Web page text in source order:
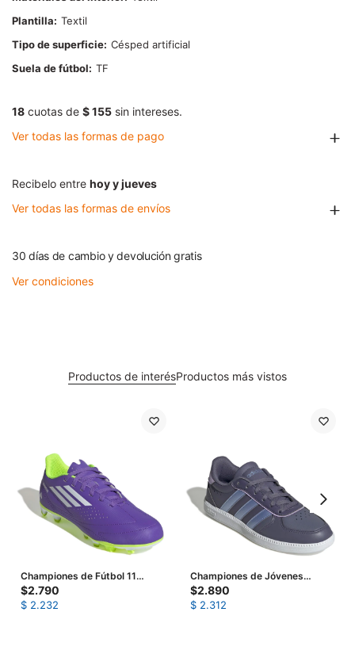
Plantilla
Textil
Tipo de superficie Césped artificial
Suela de fútbol
TF
18 cuotas de $ 155 sin intereses.
Ver todas las formas de pago
Recibelo entre hoy y jueves
Ver todas las formas de envíos
30 días de cambio y devolución gratis
Ver condiciones
Productos de interésProductos más vistos
Championes de Fútbol 11
Infantiles Adidas III FxG -
Púrpura - Blanco - Amarillo
Limon
$2.790
$ 2.232
Championes de Jóvenes
Adidas Breaknet Sleek Junior -
Violeta - Azul
$2.890
$ 2.312